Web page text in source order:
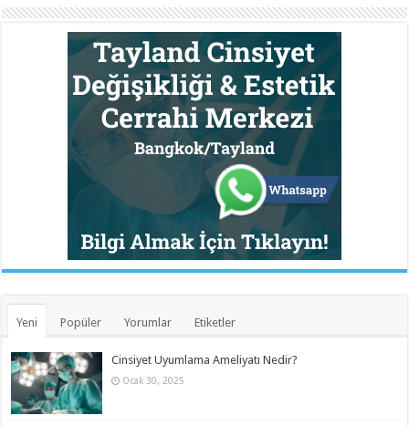
Yeni Popüler Yorumlar Etiketler
Cinsiyet Uyumlama Ameliyatı Nedir?
Ocak 30, 2025